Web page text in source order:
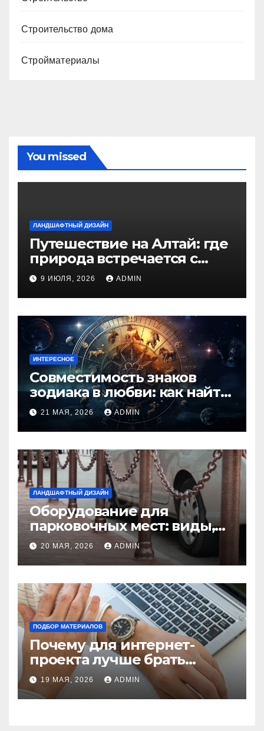
Строительство дома
Стройматериалы
You missed
ЛАНДШАФТНЫЙ ДИЗАЙН
Путешествие на Алтай: где
природа встречается с
духом приключений
9 ИЮЛЯ, 2026 ADMIN
ИНТЕРЕСНОЕ
Совместимость знаков
зодиака в любви: как найти
идеальную пару и
избежать конфликтов
21 МАЯ, 2026 ADMIN
ЛАНДШАФТНЫЙ ДИЗАЙН
Оборудование для
парковочных мест: виды,
функции и нормы
установки
20 МАЯ, 2026 ADMIN
ПОДБОР МАТЕРИАЛОВ
Почему для интернет-
проекта лучше брать
отдельный сервер:
преимущества и ключевые
аспекты
19 МАЯ, 2026 ADMIN